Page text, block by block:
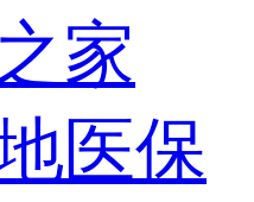
家
医保